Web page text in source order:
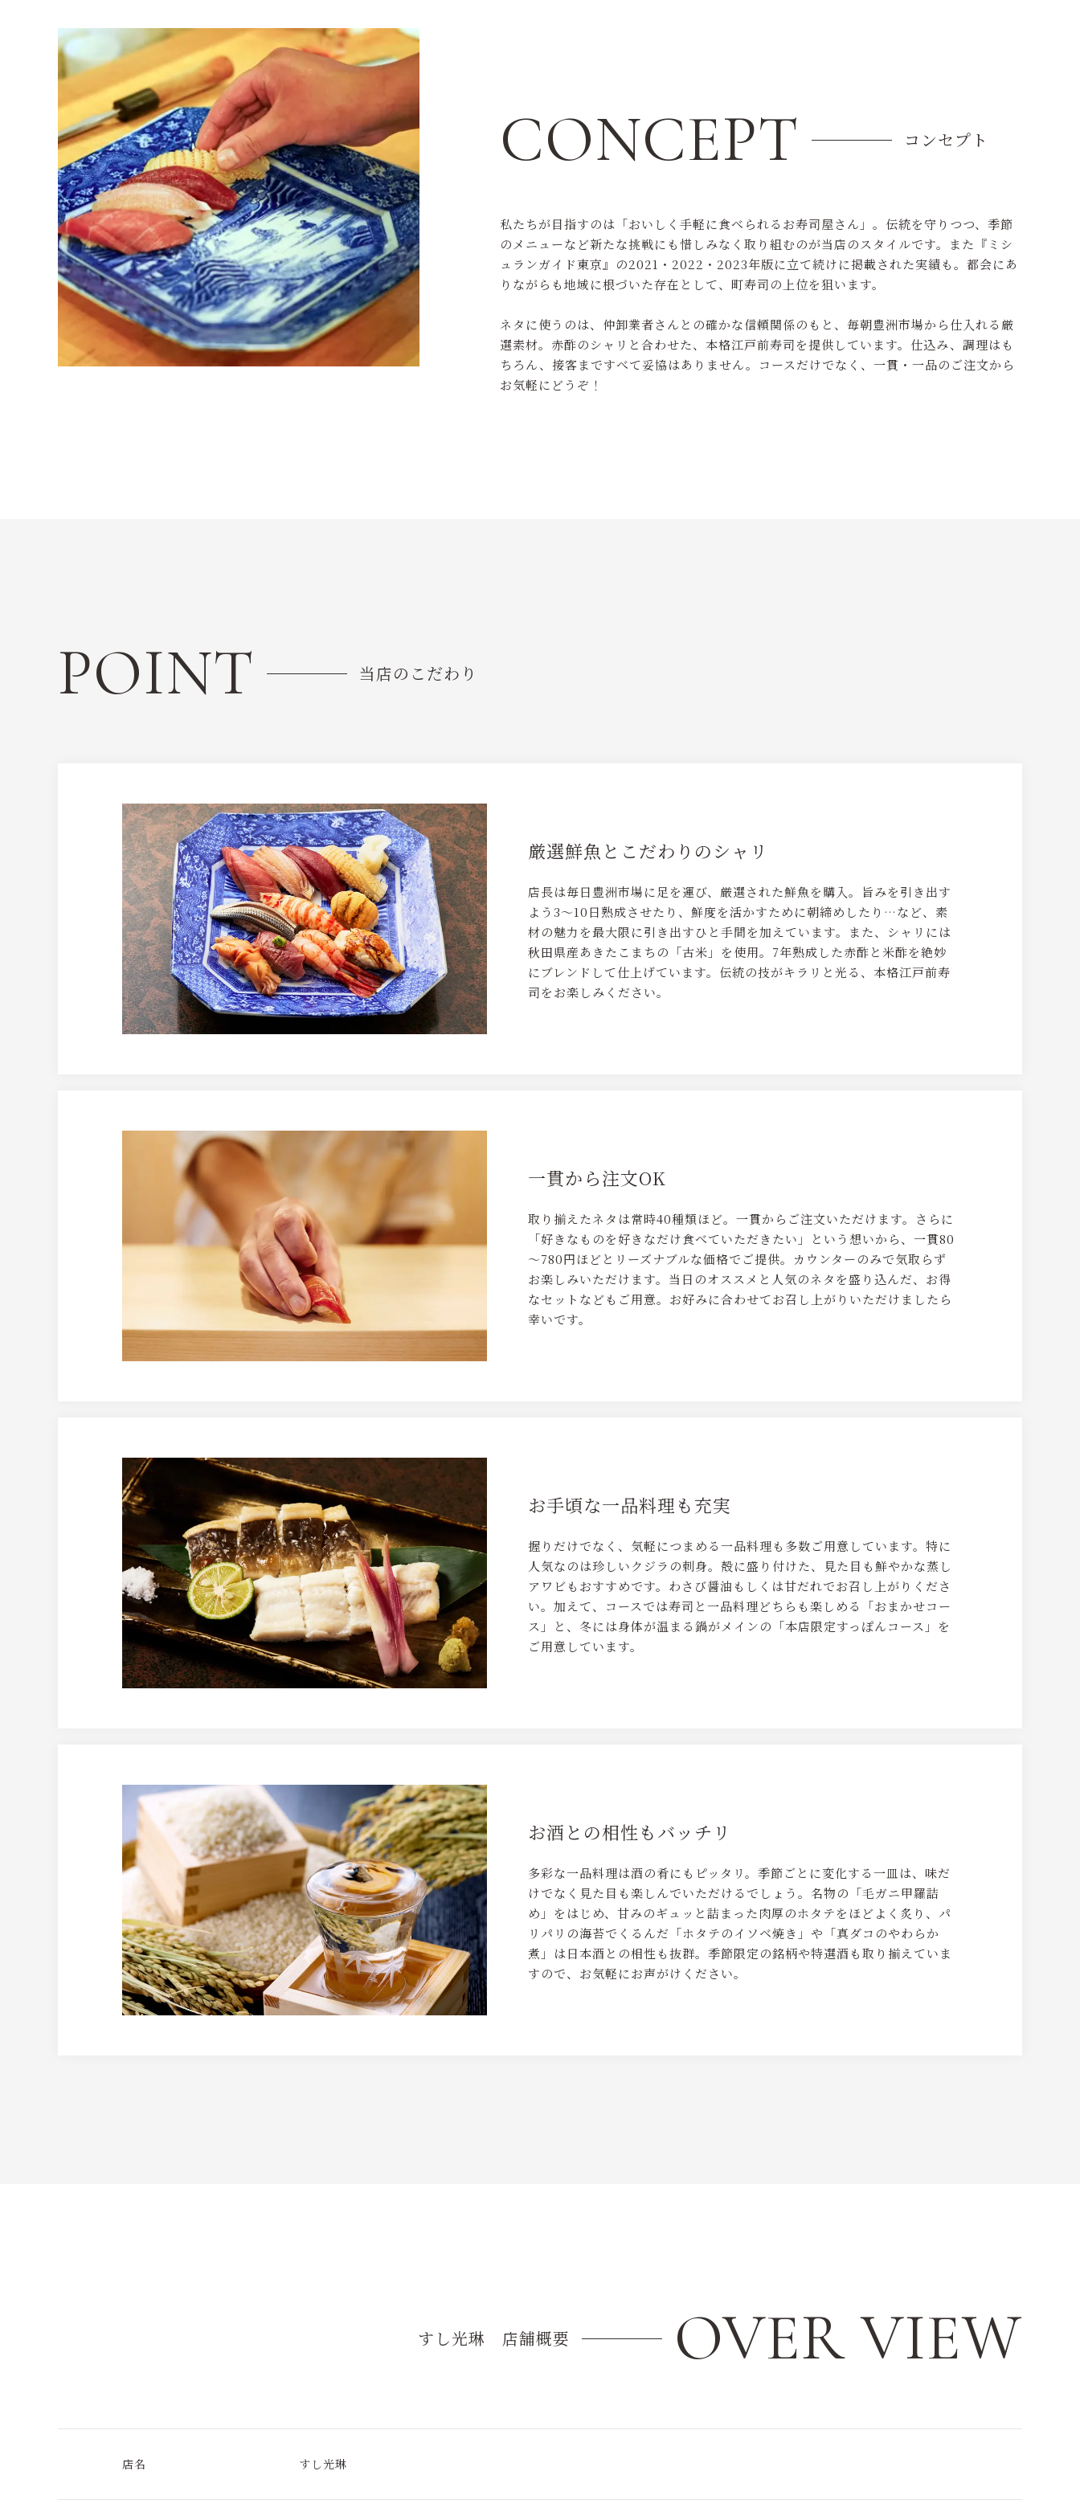
CONCEPT コンセプト
私たちが目指すのは「おいしく手軽に食べられるお寿司屋さん」。伝統を守りつつ、季節
のメニューなど新たな挑戦にも惜しみなく取り組むのが当店のスタイルです。また『ミシ
ュランガイド東京』の2021・2022・2023年版に立て続けに掲載された実績も。都会にあ
りながらも地域に根づいた存在として、町寿司の上位を狙います。
ネタに使うのは、仲卸業者さんとの確かな信頼関係のもと、毎朝豊洲市場から仕入れる厳
選素材。赤酢のシャリと合わせた、本格江戸前寿司を提供しています。仕込み、調理はも
ちろん、接客まですべて妥協はありません。コースだけでなく、一貫・一品のご注文から
お気軽にどうぞ！
POINT 当店のこだわり
厳選鮮魚とこだわりのシャリ
店長は毎日豊洲市場に足を運び、厳選された鮮魚を購入。旨みを引き出す
よう3～10日熟成させたり、鮮度を活かすために朝締めしたり…など、素
材の魅力を最大限に引き出すひと手間を加えています。また、シャリには
秋田県産あきたこまちの「古米」を使用。7年熟成した赤酢と米酢を絶妙
にブレンドして仕上げています。伝統の技がキラリと光る、本格江戸前寿
司をお楽しみください。
一貫から注文OK
取り揃えたネタは常時40種類ほど。一貫からご注文いただけます。さらに
「好きなものを好きなだけ食べていただきたい」という想いから、一貫80
～780円ほどとリーズナブルな価格でご提供。カウンターのみで気取らず
お楽しみいただけます。当日のオススメと人気のネタを盛り込んだ、お得
なセットなどもご用意。お好みに合わせてお召し上がりいただけましたら
幸いです。
お手頃な一品料理も充実
握りだけでなく、気軽につまめる一品料理も多数ご用意しています。特に
人気なのは珍しいクジラの刺身。殻に盛り付けた、見た目も鮮やかな蒸し
アワビもおすすめです。わさび醤油もしくは甘だれでお召し上がりくださ
い。加えて、コースでは寿司と一品料理どちらも楽しめる「おまかせコー
ス」と、冬には身体が温まる鍋がメインの「本店限定すっぽんコース」を
ご用意しています。
お酒との相性もバッチリ
多彩な一品料理は酒の肴にもピッタリ。季節ごとに変化する一皿は、味だ
けでなく見た目も楽しんでいただけるでしょう。名物の「毛ガニ甲羅詰
め」をはじめ、甘みのギュッと詰まった肉厚のホタテをほどよく炙り、パ
リパリの海苔でくるんだ「ホタテのイソベ焼き」や「真ダコのやわらか
煮」は日本酒との相性も抜群。季節限定の銘柄や特選酒も取り揃えていま
すので、お気軽にお声がけください。
OVER VIEW
すし光琳 店舗概要
店名 すし光琳